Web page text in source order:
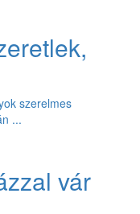
szerelmes
...
vár